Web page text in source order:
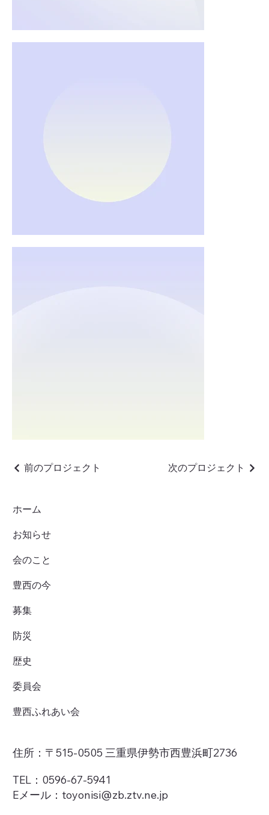
前のプロジェクト 次のプロジェクト
ホーム
お知らせ
会のこと
豊西の今
募集
防災
歴史
委員会
豊西ふれあい会
住所：〒515-0505 三重県伊勢市西豊浜町2736
TEL：0596-67-5941
Eメール：toyonisi@zb.ztv.ne.jp